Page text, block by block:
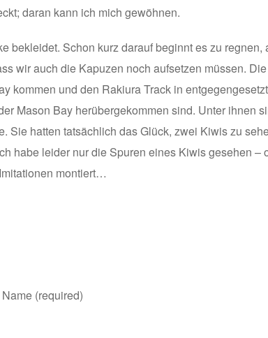
daran kann ich mich gewöhnen.
bekleidet. Schon kurz darauf beginnt es zu regnen,
wir auch die Kapuzen noch aufsetzen müssen.
kommen und den Rakiura Track in
Mason Bay herübergekommen sind. Unter ihnen
Sie hatten tatsächlich das Glück, zwei Kiwis zu
habe leider nur die Spuren eines Kiwis gesehen –
montiert…
Name (required)